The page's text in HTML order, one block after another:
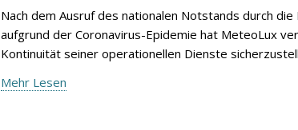
Nach dem Ausruf des nationalen Notstands durch
aufgrund der Coronavirus-Epidemie hat MeteoLux
Kontinuität seiner operationellen Dienste
Mehr Lesen